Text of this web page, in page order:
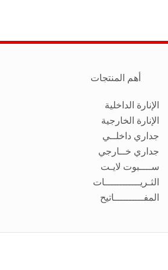
أهم المنتجات
الإنارة الداخلية
الإنارة الخارجية
جداري داخلــي
جداري خــارجي
ســــبوت لايـت
الثـريــــــــــــات
المفــــــــــاتيح